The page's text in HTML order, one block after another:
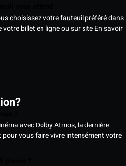
choisissez votre fauteuil préféré dans
votre billet en ligne ou sur siteEn savoir
avec Dolby Atmos, la dernière
vous faire vivre intensément votre